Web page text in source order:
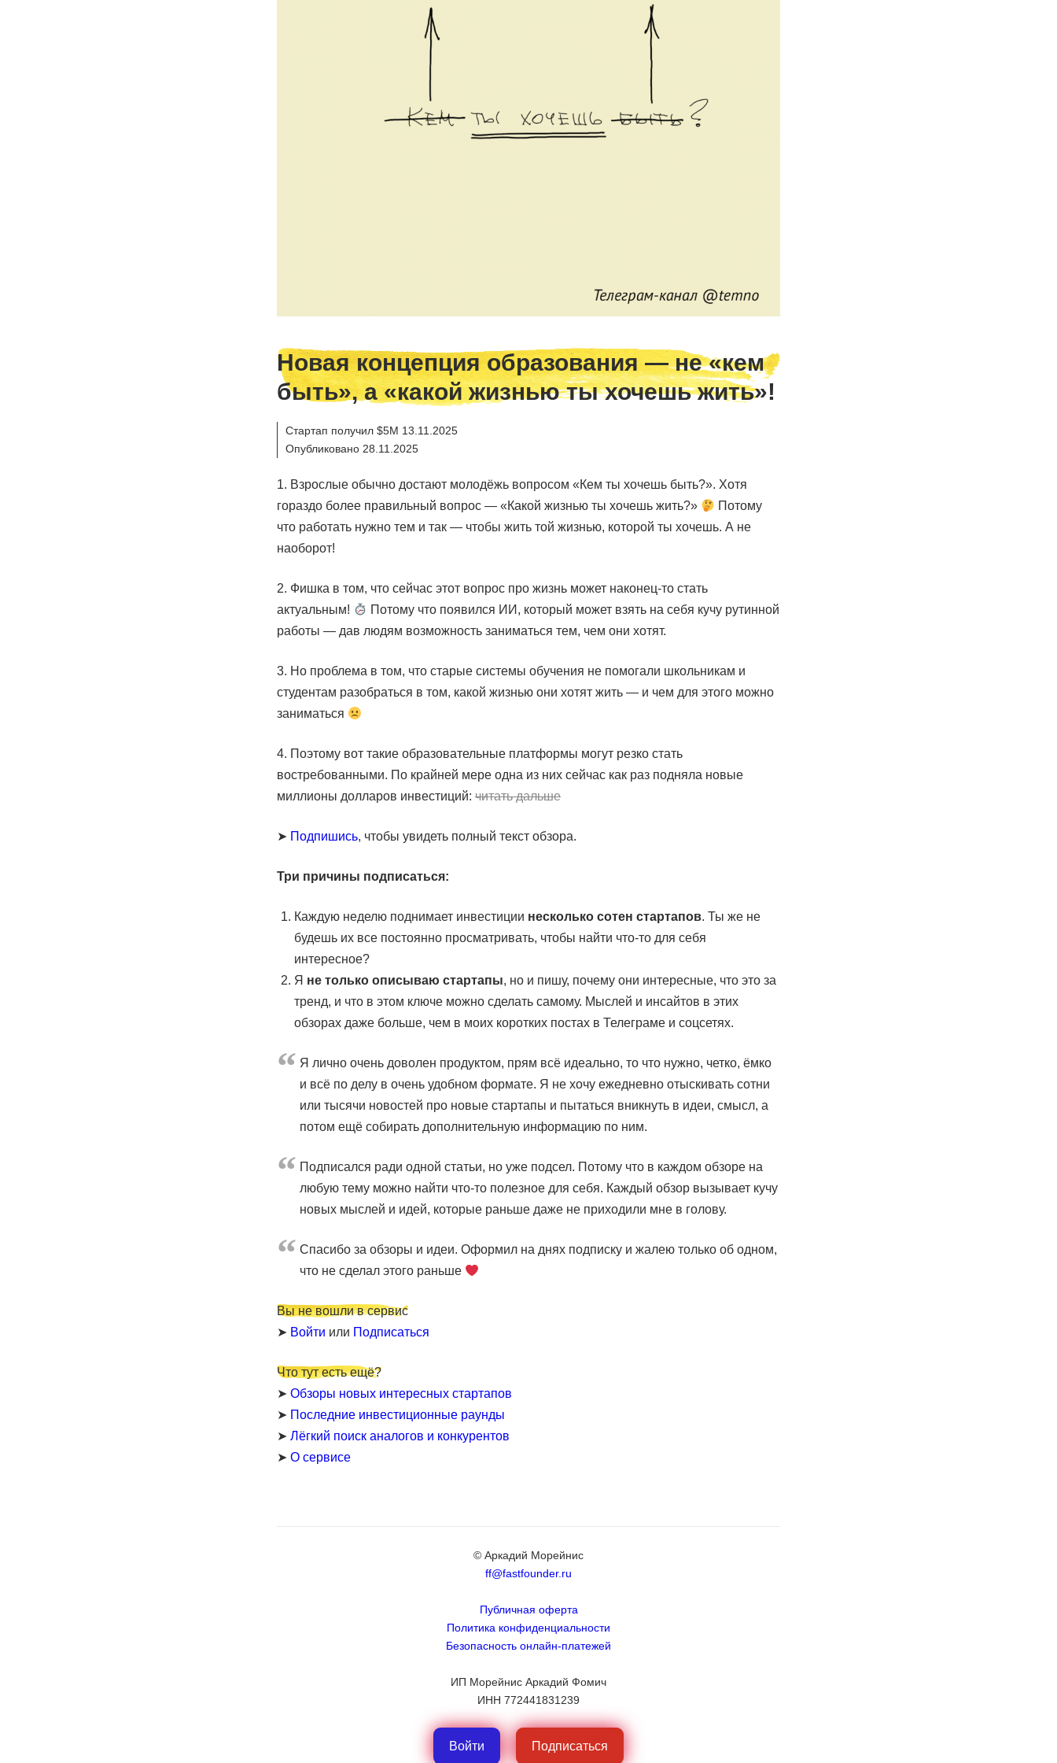
Войти Подписаться
Новая концепция образования — не «кем
быть», а «какой жизнью ты хочешь жить»!
Стартап получил $5M 13.11.2025
Опубликовано 28.11.2025
1. Взрослые обычно достают молодёжь вопросом «Кем ты хочешь быть?». Хотя
гораздо более правильный вопрос — «Какой жизнью ты хочешь жить?»
Потому
что работать нужно тем и так — чтобы жить той жизнью, которой ты хочешь. А не
наоборот!
2. Фишка в том, что сейчас этот вопрос про жизнь может наконец-то стать
актуальным!
Потому что появился ИИ, который может взять на себя кучу рутинной
работы — дав людям возможность заниматься тем, чем они хотят.
3. Но проблема в том, что старые системы обучения не помогали школьникам и
студентам разобраться в том, какой жизнью они хотят жить — и чем для этого можно
заниматься
4. Поэтому вот такие образовательные платформы могут резко стать
востребованными. По крайней мере одна из них сейчас как раз подняла новые
миллионы долларов инвестиций: читать дальше
➤ Подпишись, чтобы увидеть полный текст обзора.
Три причины подписаться:
Каждую неделю поднимает инвестиции несколько сотен стартапов. Ты же не
будешь их все постоянно просматривать, чтобы найти что-то для себя
интересное?
Я не только описываю стартапы, но и пишу, почему они интересные, что это за
тренд, и что в этом ключе можно сделать самому. Мыслей и инсайтов в этих
обзорах даже больше, чем в моих коротких постах в Телеграме и соцсетях.
Я лично очень доволен продуктом, прям всё идеально, то что нужно, четко, ёмко
и всё по делу в очень удобном формате. Я не хочу ежедневно отыскивать сотни
или тысячи новостей про новые стартапы и пытаться вникнуть в идеи, смысл, а
потом ещё собирать дополнительную информацию по ним.
Подписался ради одной статьи, но уже подсел. Потому что в каждом обзоре на
любую тему можно найти что-то полезное для себя. Каждый обзор вызывает кучу
новых мыслей и идей, которые раньше даже не приходили мне в голову.
Cпасибо за обзоры и идеи. Оформил на днях подписку и жалею только об одном,
что не сделал этого раньше
Вы не вошли в сервис
➤ Войти или Подписаться
Что тут есть ещё?
➤ Обзоры новых интересных стартапов
➤ Последние инвестиционные раунды
➤ Лёгкий поиск аналогов и конкурентов
➤ О сервисе
© Аркадий Морейнис
ff@fastfounder.ru
Публичная оферта
Политика конфиденциальности
Безопасность онлайн-платежей
ИП Морейнис Аркадий Фомич
ИНН 772441831239